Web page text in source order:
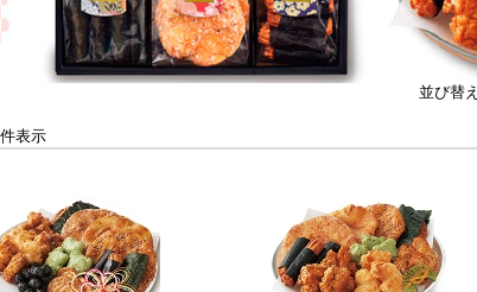
並び替え
件表示